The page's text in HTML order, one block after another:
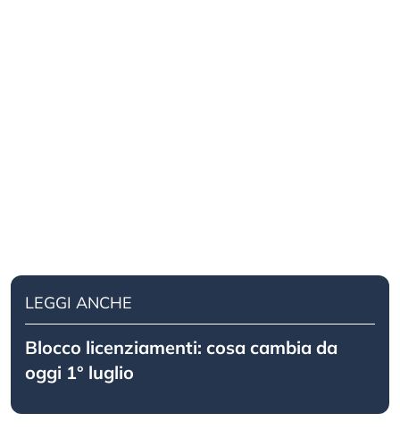
LEGGI ANCHE
Blocco licenziamenti: cosa cambia da
oggi 1° luglio